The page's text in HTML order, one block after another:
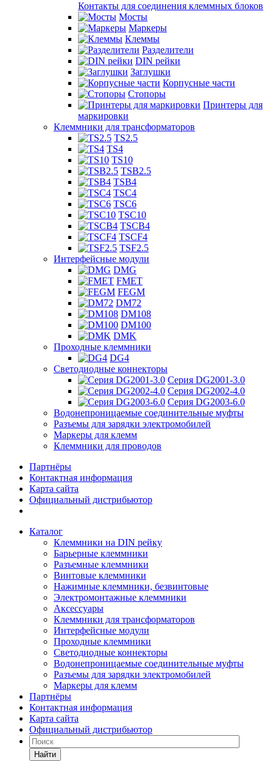
Контакты для соединения клеммных блоков
Мосты
Маркеры
Клеммы
Разделители
DIN рейки
Заглушки
Корпусные части
Стопоры
Принтеры для
маркировки
Клеммники для трансформаторов
TS2.5
TS4
TS10
TSB2.5
TSB4
TSC4
TSC6
TSC10
TSCB4
TSCF4
TSF2.5
Интерфейсные модули
DMG
FMET
FEGM
DM72
DM108
DM100
DMK
Проходные клеммники
DG4
Светодиодные коннекторы
Серия DG2001-3.0
Серия DG2002-4.0
Серия DG2003-6.0
Водонепроницаемые соединительные муфты
Разъемы для зарядки электромобилей
Маркеры для клемм
Клеммники для проводов
Партнёры
Контактная информация
Карта сайта
Официальный дистрибьютор
Каталог
Клеммники на DIN рейку
Барьерные клеммники
Разъемные клеммники
Винтовые клеммники
Нажимные клеммники, безвинтовые
Электромонтажные клеммники
Аксессуары
Клеммники для трансформаторов
Интерфейсные модули
Проходные клеммники
Светодиодные коннекторы
Водонепроницаемые соединительные муфты
Разъемы для зарядки электромобилей
Маркеры для клемм
Партнёры
Контактная информация
Карта сайта
Официальный дистрибьютор
Найти